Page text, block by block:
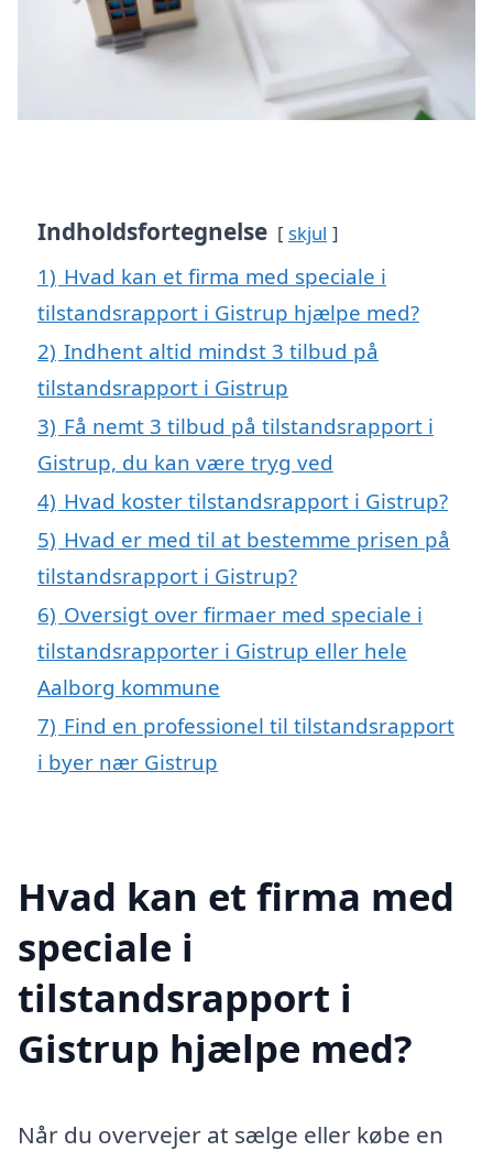
Indholdsfortegnelse skjul
1) Hvad kan et firma med speciale i
tilstandsrapport i Gistrup hjælpe med?
2) Indhent altid mindst 3 tilbud på
tilstandsrapport i Gistrup
3) Få nemt 3 tilbud på tilstandsrapport i
Gistrup, du kan være tryg ved
4) Hvad koster tilstandsrapport i Gistrup?
5) Hvad er med til at bestemme prisen på
tilstandsrapport i Gistrup?
6) Oversigt over firmaer med speciale i
tilstandsrapporter i Gistrup eller hele
Aalborg kommune
7) Find en professionel til tilstandsrapport
i byer nær Gistrup
Hvad kan et firma med
speciale i
tilstandsrapport i
Gistrup hjælpe med?
Når du overvejer at sælge eller købe en